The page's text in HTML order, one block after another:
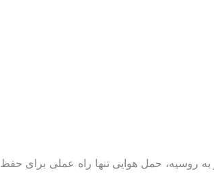
به روسیه، حمل هوایی تنها راه عملی برای حفظ